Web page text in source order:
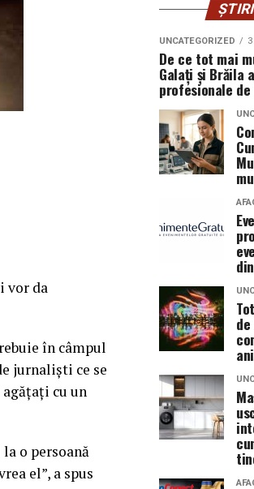
vor da
în câmpul
jurnalişti ce se
cu un
o persoană
el”, a spus
UNCATEGORIZED
De ce tot mai
Galați și Brăila
profesionale